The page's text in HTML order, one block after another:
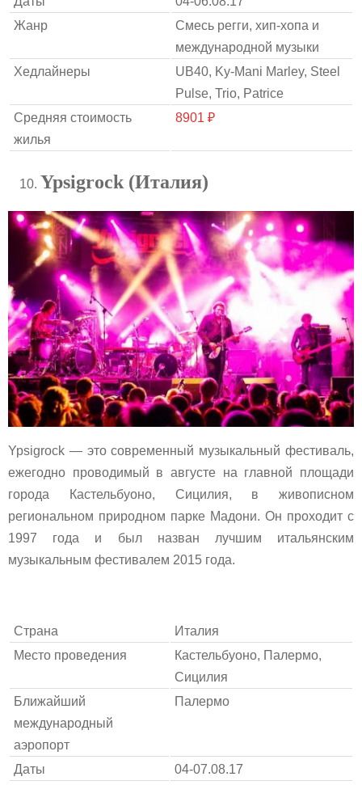
Жанр
Смесь регги, хип-хопа и
международной музыки
Хедлайнеры
UB40, Ky-Mani Marley, Steel
Pulse, Trio, Patrice
Средняя стоимость
жилья
8901 ₽
Ypsigrock (Италия)
Ypsigrock — это современный музыкальный фестиваль,
ежегодно проводимый в августе на главной площади
города Кастельбуоно, Сицилия, в живописном
региональном природном парке Мадони. Он проходит с
1997 года и был назван лучшим итальянским
музыкальным фестивалем 2015 года.
Страна
Италия
Место проведения
Кастельбуоно, Палермо,
Сицилия
Ближайший
международный
аэропорт
Палермо
Даты 04-07.08.17